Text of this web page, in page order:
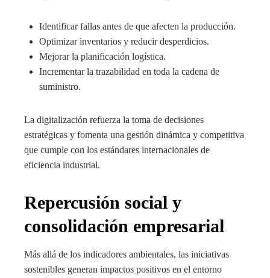
Identificar fallas antes de que afecten la producción.
Optimizar inventarios y reducir desperdicios.
Mejorar la planificación logística.
Incrementar la trazabilidad en toda la cadena de
suministro.
La digitalización refuerza la toma de decisiones
estratégicas y fomenta una gestión dinámica y competitiva
que cumple con los estándares internacionales de
eficiencia industrial.
Repercusión social y
consolidación empresarial
Más allá de los indicadores ambientales, las iniciativas
sostenibles generan impactos positivos en el entorno